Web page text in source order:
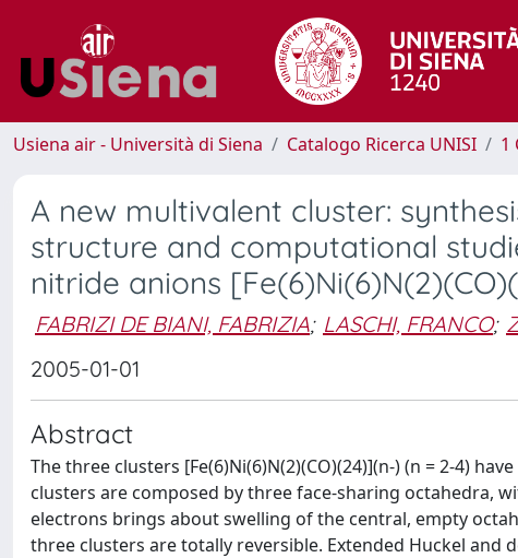
Usiena air - Università di Siena Catalogo Ricerca UNISI 1
A new multivalent cluster:
structure and computational
nitride anions
FABRIZI DE BIANI, FABRIZIA; LASCHI, FRANCO;
2005-01-01
Abstract
The three clusters [Fe(6)Ni(6)N(2)(CO)(24)](n-) (n = 2-4)
clusters are composed by three face-sharing octahedra,
electrons brings about swelling of the central, empty
three clusters are totally reversible. Extended Huckel